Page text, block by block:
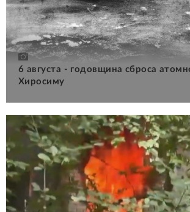
6 августа - годовщина сброса
Хиросиму